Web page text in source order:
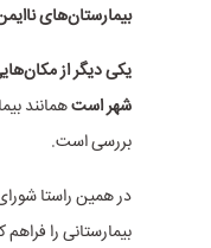
بیمارستان‌های
یکی دیگر از
شهر استهمانند
بررسی است.
در همین راستا
بیمارستانی را